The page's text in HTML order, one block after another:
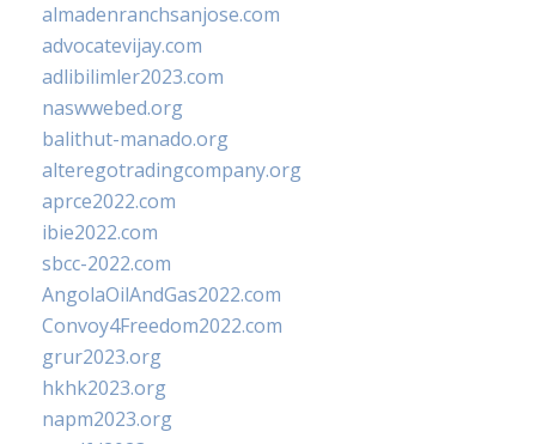
almadenranchsanjose.com
advocatevijay.com
adlibilimler2023.com
naswwebed.org
balithut-manado.org
alteregotradingcompany.org
aprce2022.com
ibie2022.com
sbcc-2022.com
AngolaOilAndGas2022.com
Convoy4Freedom2022.com
grur2023.org
hkhk2023.org
napm2023.org